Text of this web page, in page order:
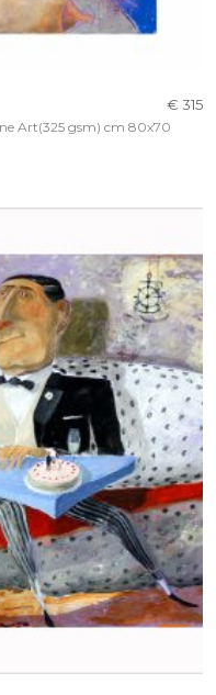
€ 315
Art(325 gsm) cm 80x70